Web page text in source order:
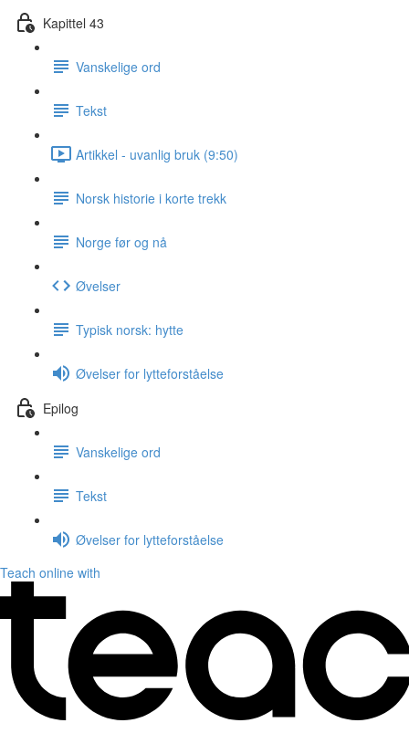
Kapittel 43
Vanskelige ord
Tekst
Artikkel - uvanlig bruk (9:50)
Norsk historie i korte trekk
Norge før og nå
Øvelser
Typisk norsk: hytte
Øvelser for lytteforståelse
Epilog
Vanskelige ord
Tekst
Øvelser for lytteforståelse
Teach online with